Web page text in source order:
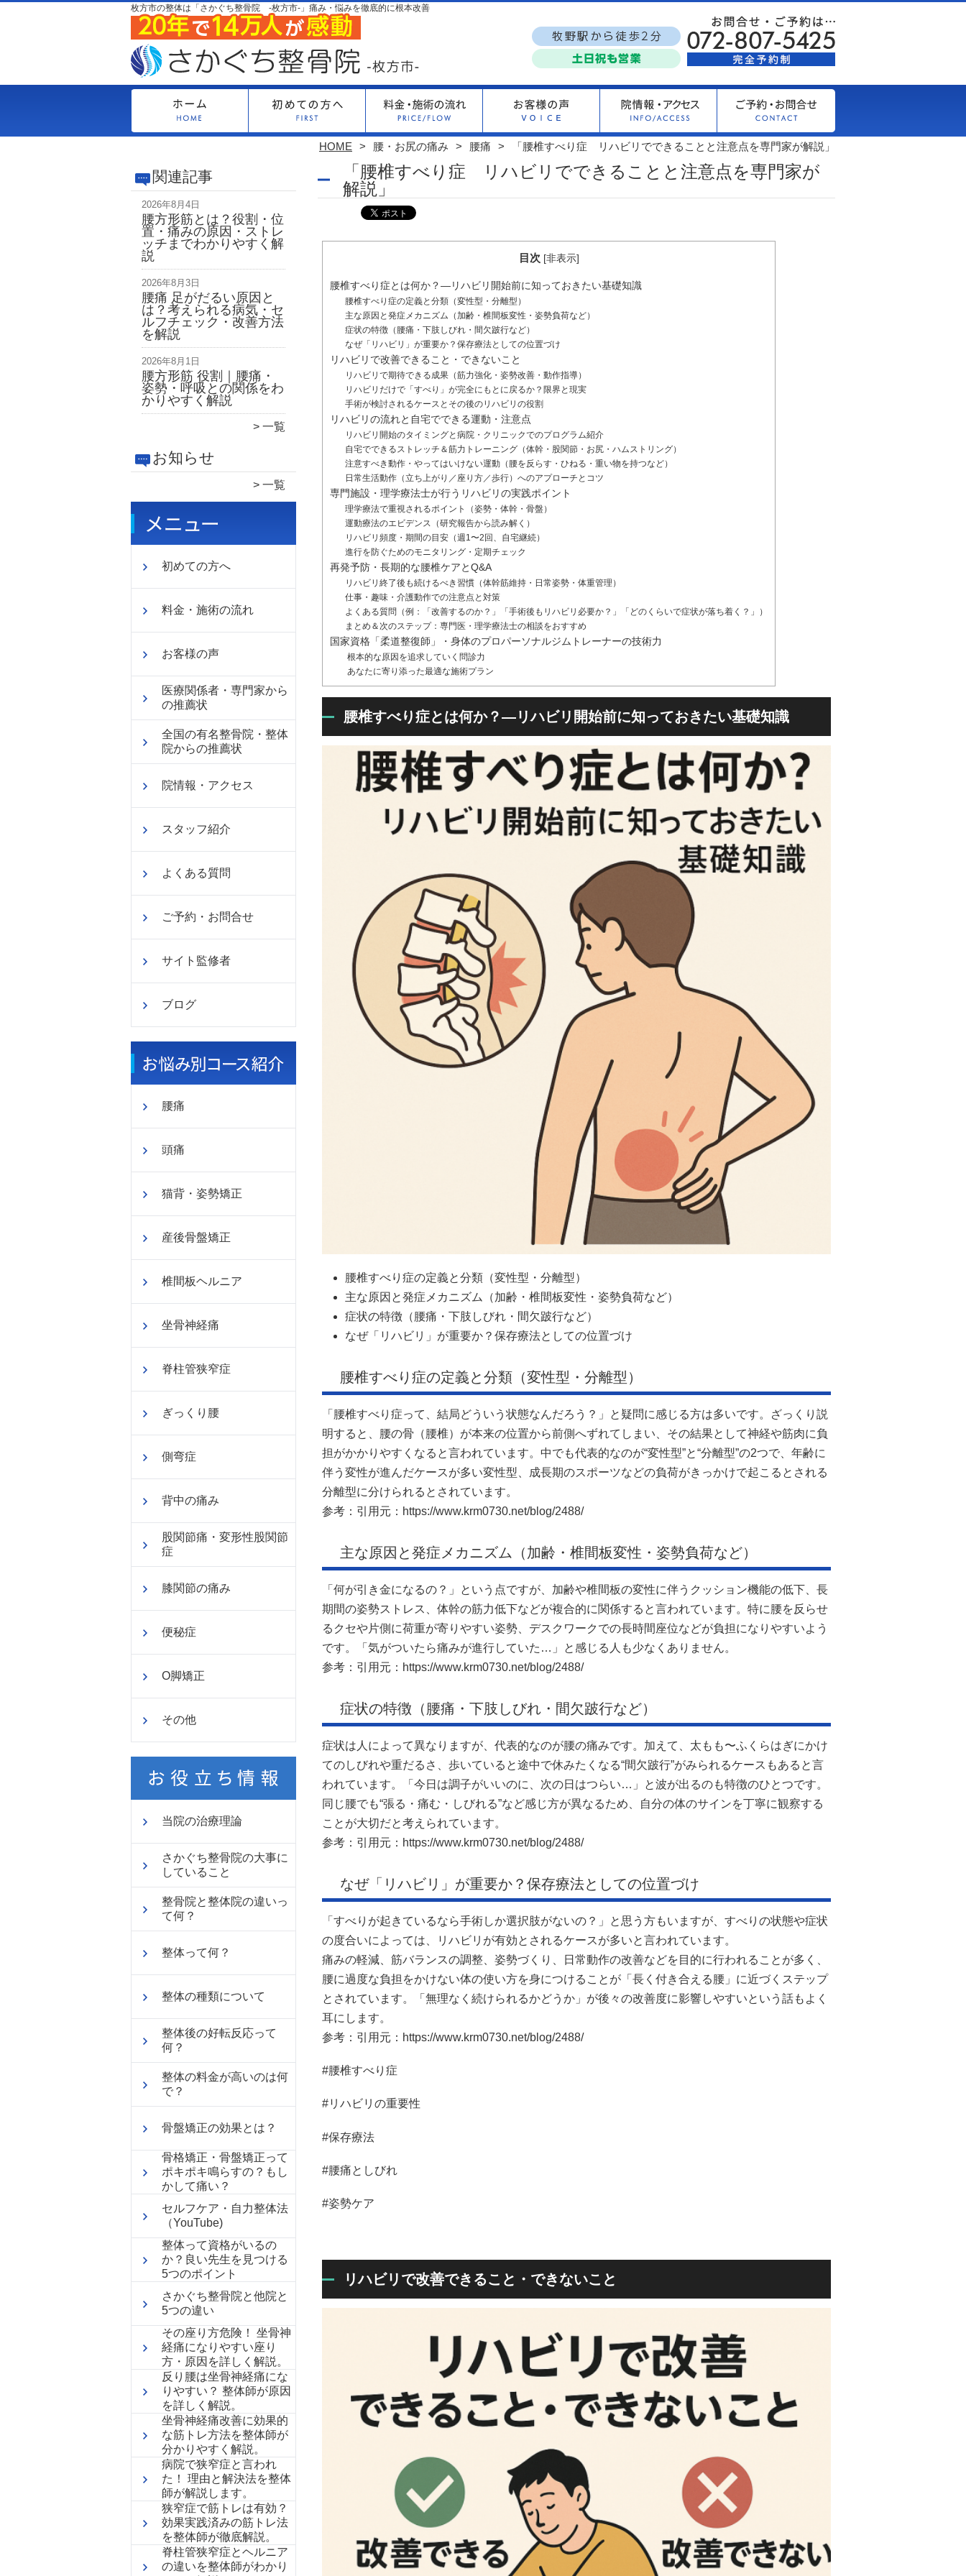
枚方市の整体は「さかぐち整骨院 -枚方市-」痛み・悩みを徹底的に根本改善
HOME 腰・お尻の痛み 腰痛 「腰椎すべり症 リハビリでできることと注意点を専門家が解説」
関連記事
2026年8月4日
腰方形筋とは？役割・位
置・痛みの原因・ストレ
ッチまでわかりやすく解
説
2026年8月3日
腰痛 足がだるい原因と
は？考えられる病気・セ
ルフチェック・改善方法
を解説
2026年8月1日
腰方形筋 役割｜腰痛・
姿勢・呼吸との関係をわ
かりやすく解説
一覧
お知らせ
一覧
初めての方へ
料金・施術の流れ
お客様の声
医療関係者・専門家から
の推薦状
全国の有名整骨院・整体
院からの推薦状
院情報・アクセス
スタッフ紹介
よくある質問
ご予約・お問合せ
サイト監修者
ブログ
腰痛
頭痛
猫背・姿勢矯正
産後骨盤矯正
椎間板ヘルニア
坐骨神経痛
脊柱管狭窄症
ぎっくり腰
側弯症
背中の痛み
股関節痛・変形性股関節
症
膝関節の痛み
便秘症
O脚矯正
その他
当院の治療理論
さかぐち整骨院の大事に
していること
整骨院と整体院の違いっ
て何？
整体って何？
整体の種類について
整体後の好転反応って
何？
整体の料金が高いのは何
で？
骨盤矯正の効果とは？
骨格矯正・骨盤矯正って
ポキポキ鳴らすの？もし
かして痛い？
セルフケア・自力整体法
（YouTube)
整体って資格がいるの
か？良い先生を見つける
5つのポイント
さかぐち整骨院と他院と
5つの違い
その座り方危険！ 坐骨神
経痛になりやすい座り
方・原因を詳しく解説。
反り腰は坐骨神経痛にな
りやすい？ 整体師が原因
を詳しく解説。
坐骨神経痛改善に効果的
な筋トレ方法を整体師が
分かりやすく解説。
病院で狭窄症と言われ
た！ 理由と解決法を整体
師が解説します。
狭窄症で筋トレは有効？
効果実践済みの筋トレ法
を整体師が徹底解説。
脊柱管狭窄症とヘルニア
の違いを整体師がわかり
「腰椎すべり症 リハビリでできることと注意点を専門家が
解説」
目次 [非表示]
腰椎すべり症とは何か？―リハビリ開始前に知っておきたい基礎知識
腰椎すべり症の定義と分類（変性型・分離型）
主な原因と発症メカニズム（加齢・椎間板変性・姿勢負荷など）
症状の特徴（腰痛・下肢しびれ・間欠跛行など）
なぜ「リハビリ」が重要か？保存療法としての位置づけ
リハビリで改善できること・できないこと
リハビリで期待できる成果（筋力強化・姿勢改善・動作指導）
リハビリだけで「すべり」が完全にもとに戻るか？限界と現実
手術が検討されるケースとその後のリハビリの役割
リハビリの流れと自宅でできる運動・注意点
リハビリ開始のタイミングと病院・クリニックでのプログラム紹介
自宅でできるストレッチ＆筋力トレーニング（体幹・股関節・お尻・ハムストリング）
注意すべき動作・やってはいけない運動（腰を反らす・ひねる・重い物を持つなど）
日常生活動作（立ち上がり／座り方／歩行）へのアプローチとコツ
専門施設・理学療法士が行うリハビリの実践ポイント
理学療法で重視されるポイント（姿勢・体幹・骨盤）
運動療法のエビデンス（研究報告から読み解く）
リハビリ頻度・期間の目安（週1〜2回、自宅継続）
進行を防ぐためのモニタリング・定期チェック
再発予防・長期的な腰椎ケアとQ&A
リハビリ終了後も続けるべき習慣（体幹筋維持・日常姿勢・体重管理）
仕事・趣味・介護動作での注意点と対策
よくある質問（例：「改善するのか？」「手術後もリハビリ必要か？」「どのくらいで症状が落ち着く？」）
まとめ＆次のステップ：専門医・理学療法士の相談をおすすめ
国家資格「柔道整復師」・身体のプロパーソナルジムトレーナーの技術力
根本的な原因を追求していく問診力
あなたに寄り添った最適な施術プラン
腰椎すべり症とは何か？―リハビリ開始前に知っておきたい基礎知識
腰椎すべり症の定義と分類（変性型・分離型）
主な原因と発症メカニズム（加齢・椎間板変性・姿勢負荷など）
症状の特徴（腰痛・下肢しびれ・間欠跛行など）
なぜ「リハビリ」が重要か？保存療法としての位置づけ
腰椎すべり症の定義と分類（変性型・分離型）
「腰椎すべり症って、結局どういう状態なんだろう？」と疑問に感じる方は多いです。ざっくり説
明すると、腰の骨（腰椎）が本来の位置から前側へずれてしまい、その結果として神経や筋肉に負
担がかかりやすくなると言われています。中でも代表的なのが“変性型”と“分離型”の2つで、年齢に
伴う変性が進んだケースが多い変性型、成長期のスポーツなどの負荷がきっかけで起こるとされる
分離型に分けられるとされています。
参考：引用元： https://www.krm0730.net/blog/2488/
主な原因と発症メカニズム（加齢・椎間板変性・姿勢負荷など）
「何が引き金になるの？」という点ですが、加齢や椎間板の変性に伴うクッション機能の低下、長
期間の姿勢ストレス、体幹の筋力低下などが複合的に関係すると言われています。特に腰を反らせ
るクセや片側に荷重が寄りやすい姿勢、デスクワークでの長時間座位などが負担になりやすいよう
です。「気がついたら痛みが進行していた…」と感じる人も少なくありません。
参考：引用元： https://www.krm0730.net/blog/2488/
症状の特徴（腰痛・下肢しびれ・間欠跛行など）
症状は人によって異なりますが、代表的なのが腰の痛みです。加えて、太もも〜ふくらはぎにかけ
てのしびれや重だるさ、歩いていると途中で休みたくなる“間欠跛行”がみられるケースもあると言
われています。「今日は調子がいいのに、次の日はつらい…」と波が出るのも特徴のひとつです。
同じ腰でも“張る・痛む・しびれる”など感じ方が異なるため、自分の体のサインを丁寧に観察する
ことが大切だと考えられています。
参考：引用元： https://www.krm0730.net/blog/2488/
なぜ「リハビリ」が重要か？保存療法としての位置づけ
「すべりが起きているなら手術しか選択肢がないの？」と思う方もいますが、すべりの状態や症状
の度合いによっては、リハビリが有効とされるケースが多いと言われています。
痛みの軽減、筋バランスの調整、姿勢づくり、日常動作の改善などを目的に行われることが多く、
腰に過度な負担をかけない体の使い方を身につけることが「長く付き合える腰」に近づくステップ
とされています。「無理なく続けられるかどうか」が後々の改善度に影響しやすいという話もよく
耳にします。
参考：引用元： https://www.krm0730.net/blog/2488/
#腰椎すべり症
#リハビリの重要性
#保存療法
#腰痛としびれ
#姿勢ケア
リハビリで改善できること・できないこと